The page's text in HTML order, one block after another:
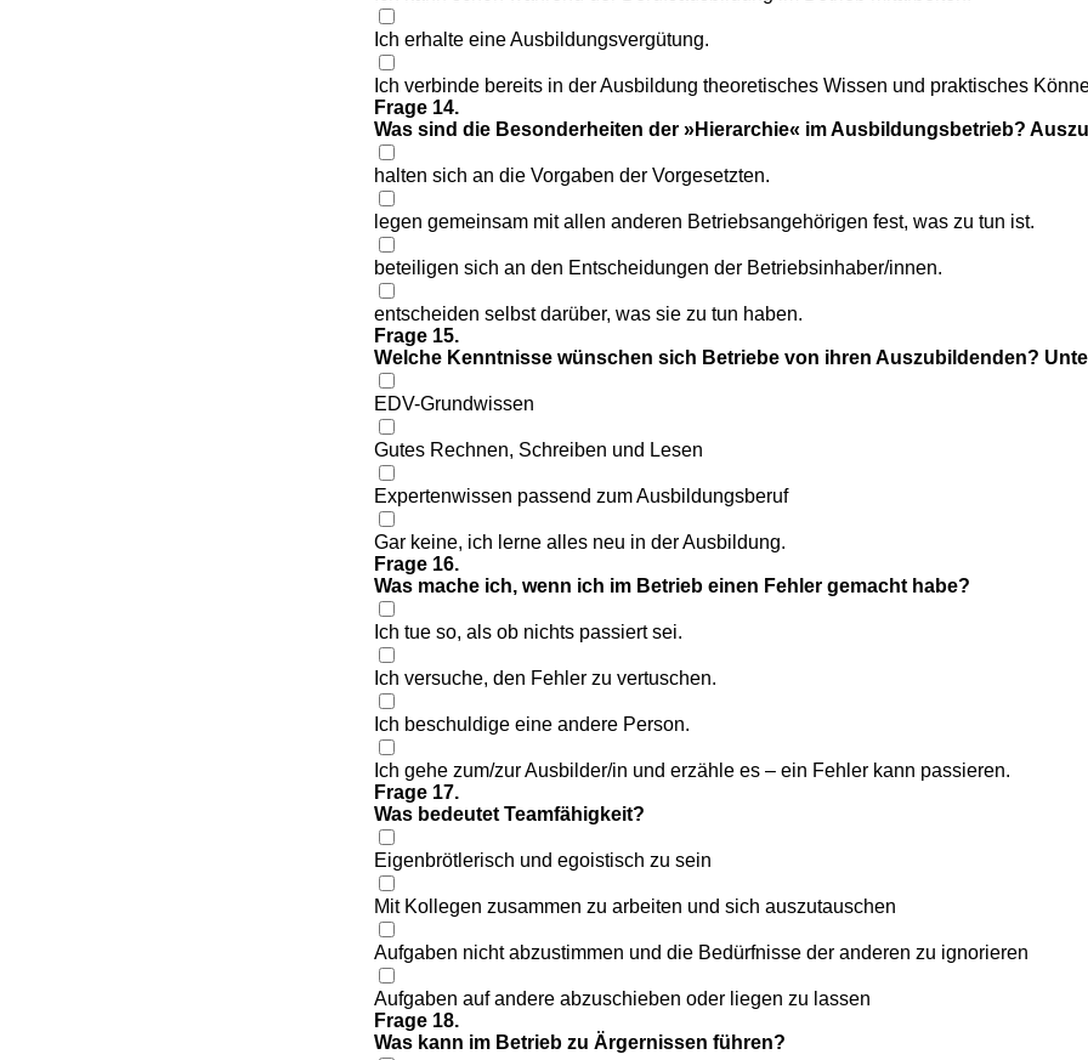
Ich erhalte eine Ausbildungsvergütung.
Ich verbinde bereits in der Ausbildung theoretisches Wissen und praktisches
Frage 14.
Was sind die Besonderheiten der »Hierarchie« im Ausbildungsbetrieb?
halten sich an die Vorgaben der Vorgesetzten.
legen gemeinsam mit allen anderen Betriebsangehörigen fest, was zu tun ist.
beteiligen sich an den Entscheidungen der Betriebsinhaber/innen.
entscheiden selbst darüber, was sie zu tun haben.
Frage 15.
Welche Kenntnisse wünschen sich Betriebe von ihren Auszubildenden?
EDV-Grundwissen
Gutes Rechnen, Schreiben und Lesen
Expertenwissen passend zum Ausbildungsberuf
Gar keine, ich lerne alles neu in der Ausbildung.
Frage 16.
Was mache ich, wenn ich im Betrieb einen Fehler gemacht habe?
Ich tue so, als ob nichts passiert sei.
Ich versuche, den Fehler zu vertuschen.
Ich beschuldige eine andere Person.
Ich gehe zum/zur Ausbilder/in und erzähle es – ein Fehler kann passieren.
Frage 17.
Was bedeutet Teamfähigkeit?
Eigenbrötlerisch und egoistisch zu sein
Mit Kollegen zusammen zu arbeiten und sich auszutauschen
Aufgaben nicht abzustimmen und die Bedürfnisse der anderen zu ignorieren
Aufgaben auf andere abzuschieben oder liegen zu lassen
Frage 18.
Was kann im Betrieb zu Ärgernissen führen?